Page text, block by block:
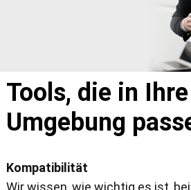
Tools, die in Ihre
Umgebung
Kompatibilität
Wir wissen, wie wichtig es ist,